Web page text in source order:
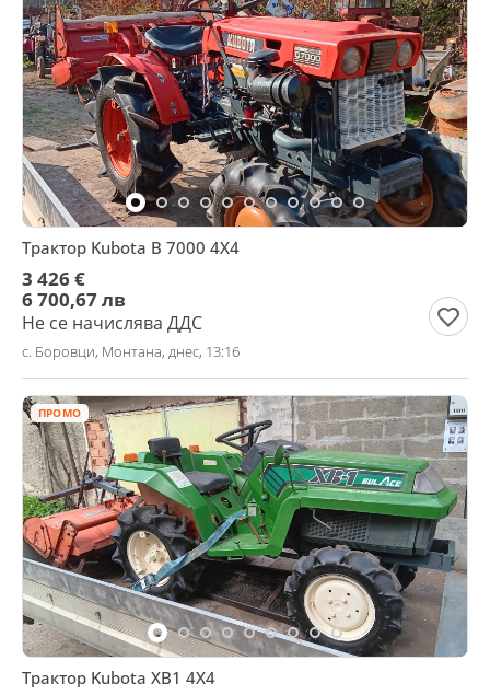
Трактор Kubota В 7000 4Х4
3 426 €
6 700,67 лв
Не се начислява ДДС
с. Боровци, Монтана, днес, 13:16
ПРОМО
Трактор Kubota XB1 4X4